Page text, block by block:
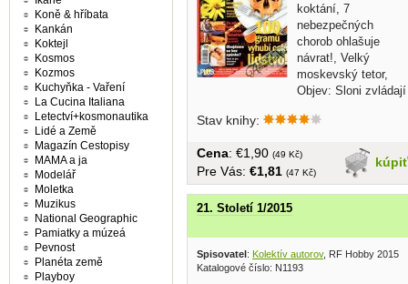
koktání, 7
nebezpečných
chorob ohlašuje
návrat!, Velký
moskevský tetor,
Objev: Sloni zvládají
Stav knihy:
kúpiť
Cena: €1,90 (49 Kč)
Pre Vás: €1,81 (47 Kč)
21. Století 1/2015
Spisovatel : Kolektív autorov, RF Hobby 2015
Katalogové číslo: N1193
Koně & hříbata
Kankán
Koktejl
Kosmos
Kozmos
Kuchyňka - Vaření
La Cucina Italiana
Letectví+kosmonautika
Lidé a Země
Magazín Cestopisy
MAMA a ja
Modelář
Moletka
Muzikus
National Geographic
Pamiatky a múzeá
Pevnost
Planéta země
Playboy